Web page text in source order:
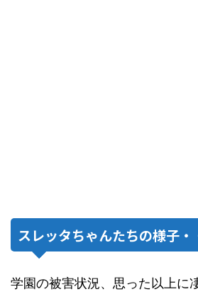
スレッタちゃんたちの様子・
学園の被害状況、思った以上に